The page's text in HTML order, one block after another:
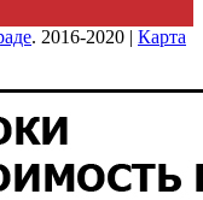
. 2016-2020 | Карта